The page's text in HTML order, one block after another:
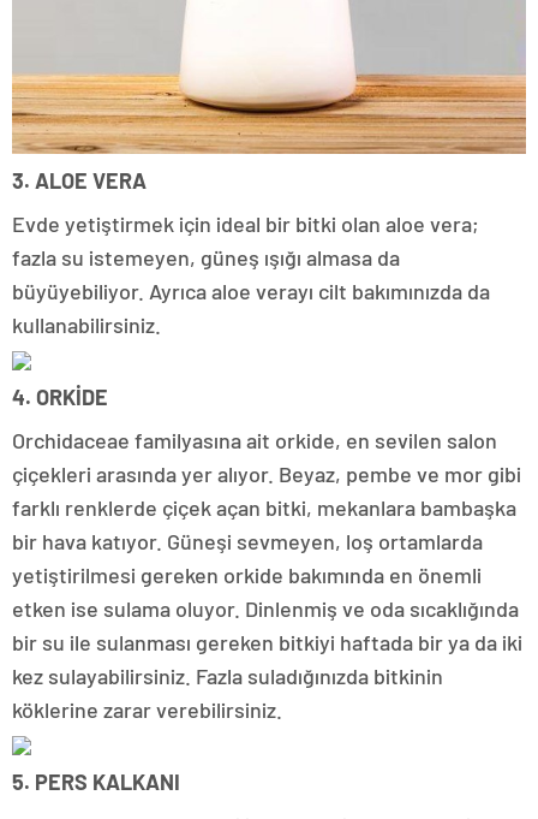
3. ALOE VERA
Evde yetiştirmek için ideal bir bitki olan aloe vera;
fazla su istemeyen, güneş ışığı almasa da
büyüyebiliyor. Ayrıca aloe verayı cilt bakımınızda da
kullanabilirsiniz.
4. ORKİDE
Orchidaceae familyasına ait orkide, en sevilen salon
çiçekleri arasında yer alıyor. Beyaz, pembe ve mor gibi
farklı renklerde çiçek açan bitki, mekanlara bambaşka
bir hava katıyor. Güneşi sevmeyen, loş ortamlarda
yetiştirilmesi gereken orkide bakımında en önemli
etken ise sulama oluyor. Dinlenmiş ve oda sıcaklığında
bir su ile sulanması gereken bitkiyi haftada bir ya da iki
kez sulayabilirsiniz. Fazla suladığınızda bitkinin
köklerine zarar verebilirsiniz.
5. PERS KALKANI